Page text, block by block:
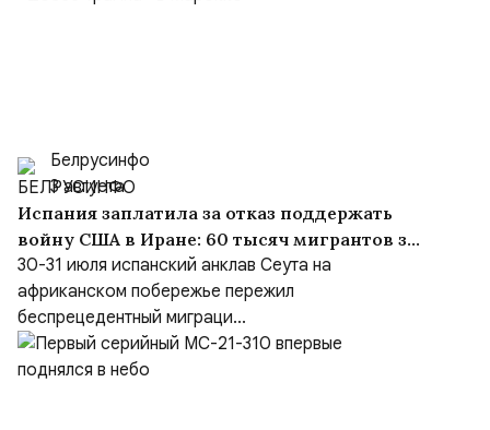
Белрусинфо
3 августа
Испания заплатила за отказ поддержать
войну США в Иране: 60 тысяч мигрантов за
сутки и «шоссе Трампа» в Марокко
30-31 июля испанский анклав Сеута на
африканском побережье пережил
беспрецедентный миграци...